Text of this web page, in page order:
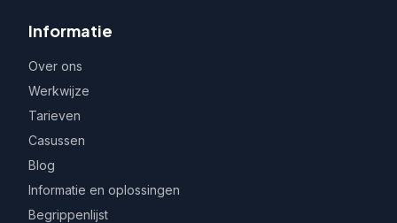
Informatie
Over ons
Werkwijze
Tarieven
Casussen
Blog
Informatie en oplossingen
Begrippenlijst